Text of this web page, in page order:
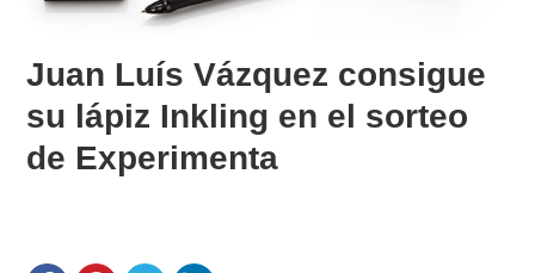
Juan Luís Vázquez consigue
su lápiz Inkling en el sorteo
de Experimenta